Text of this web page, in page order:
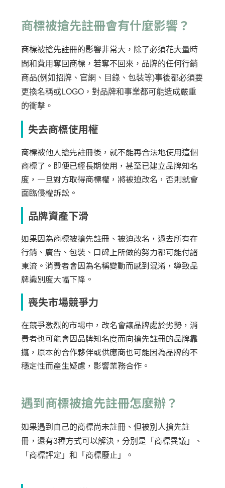
商標被搶先註冊會有什麼影響？
商標被搶先註冊的影響非常大，除了必須花大量時
間和費用奪回商標，若奪不回來，品牌的任何行銷
商品(例如招牌、官網、目錄、包裝等)事後都必須要
更換名稱或LOGO，對品牌和事業都可能造成嚴重
的衝擊。
失去商標使用權
商標被他人搶先註冊後，就不能再合法地使用這個
商標了。即便已經長期使用，甚至已建立品牌知名
度，一旦對方取得商標權，將被迫改名，否則就會
面臨侵權訴訟。
品牌資產下滑
如果因為商標被搶先註冊、被迫改名，過去所有在
行銷、廣告、包裝、口碑上所做的努力都可能付諸
東流。消費者會因為名稱變動而感到混淆，導致品
牌識別度大幅下降。
喪失市場競爭力
在競爭激烈的市場中，改名會讓品牌處於劣勢，消
費者也可能會因品牌知名度而向搶先註冊的品牌靠
攏，原本的合作夥伴或供應商也可能因為品牌的不
穩定性而產生疑慮，影響業務合作。
遇到商標被搶先註冊怎麼辦？
如果遇到自己的商標尚未註冊、但被別人搶先註
冊，還有3種方式可以解決，分別是「商標異議」、
「商標評定」和「商標廢止」。